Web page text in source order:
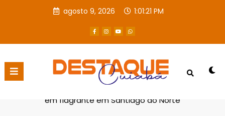
agosto 9, 2026 1:01:22 PM
Página inicial
Destaques
em flagrante em Santiago do Norte